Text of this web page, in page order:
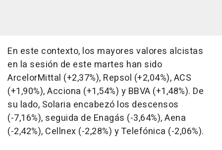
En este contexto, los mayores valores alcistas
en la sesión de este martes han sido
ArcelorMittal (+2,37%), Repsol (+2,04%), ACS
(+1,90%), Acciona (+1,54%) y BBVA (+1,48%). De
su lado, Solaria encabezó los descensos
(-7,16%), seguida de Enagás (-3,64%), Aena
(-2,42%), Cellnex (-2,28%) y Telefónica (-2,06%).